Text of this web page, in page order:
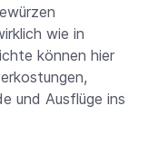
wie in
können hier
und Ausflüge ins